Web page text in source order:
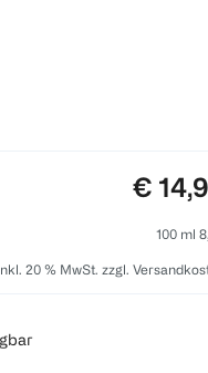
Preis:
€
100 ml
20 % MwSt. zzgl.